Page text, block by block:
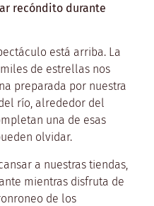
recóndito durante
está arriba. La
de estrellas nos
preparada por nuestra
río, alrededor del
una de esas
olvidar.
a nuestras tiendas,
mientras disfruta de
de los